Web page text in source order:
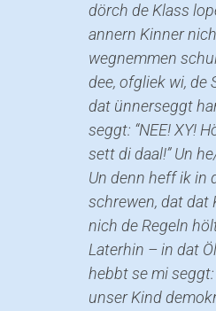
dörch de Klass
annern Kinner
wegnemmen
dee, ofgliek wi, de
dat ünnerseggt
seggt: “NEE! XY!
sett di daal!” Un
Un denn heff ik in
schrewen, dat dat
nich de Regeln
Laterhin – in dat
hebbt se mi seggt:
unser Kind